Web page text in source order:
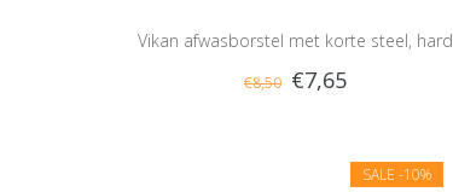
Vikan afwasborstel met korte steel, hard
€8,50 €7,65
SALE -10%